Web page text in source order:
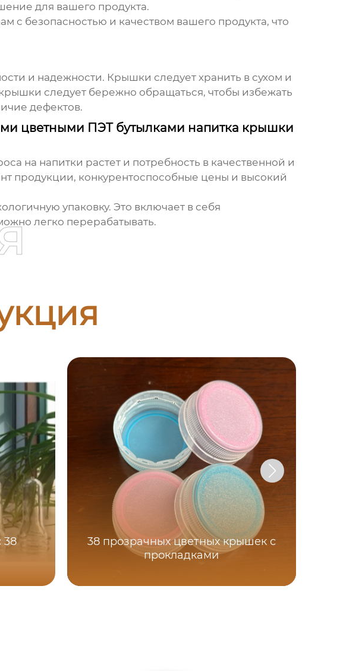
для вашего продукта.
с безопасностью и качеством вашего продукта, что
и надежности. Крышки следует хранить в сухом и
следует бережно обращаться, чтобы избежать
дефектов.
цветными ПЭТ бутылками напитка крышки
на напитки растет и потребность в качественной и
продукции, конкурентоспособные цены и высокий
упаковку. Это включает в себя
легко перерабатывать.
38
38 прозрачных цветных крышек с
прокладками